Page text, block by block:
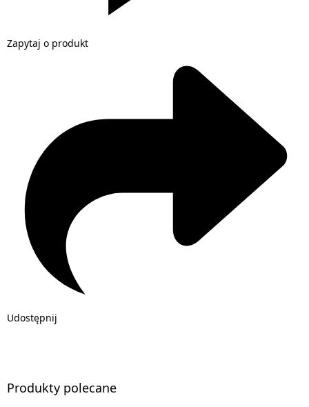
Zapytaj o produkt
Udostępnij
Produkty polecane